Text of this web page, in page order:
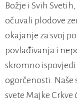
Božje i Svih
očuvali plodove
okajanje za svoj
povlađivanja i
skromno
ogorčenosti.
svete Majke